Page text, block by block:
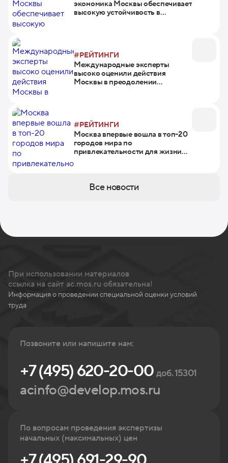
экономика Москвы обеспечивает
высокую устойчивость в
#РЕЙТИНГИ
Международные эксперты
высоко оценили действия
Москвы в преодолении
#РЕЙТИНГИ
Москва впервые вошла в топ-20
городов мира по
привлекательности для жизни
Все новости
При использовании материалов
ссылка на сайт ac.mos.ru обязательна!
Информация о проведении специальной оценки условий
труда
Позвоните или напишите нам:
+7 (495) 620-20-00доб. 15301
acinfo@develop.mos.ru
По вопросам проведения экспертизы
начальных (максимальных) цен